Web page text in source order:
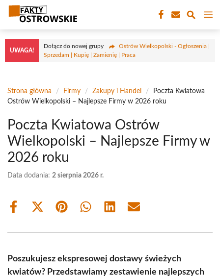
Przejdź
treści
UWAGA!
Dołącz do nowej grupy
Ostrów Wielkopolski - Ogłoszenia |
Sprzedam | Kupię | Zamienię | Praca
Strona główna / Firmy / Zakupy i Handel /
Poczta Kwiatowa
Ostrów Wielkopolski – Najlepsze Firmy w 2026 roku
Poczta Kwiatowa Ostrów
Wielkopolski – Najlepsze Firmy w
2026 roku
Data dodania: 2 sierpnia 2026 r.
Share
Share
(Twitter)
Share Share Share Share
Poszukujesz ekspresowej dostawy świeżych
kwiatów? Przedstawiamy zestawienie najlepszych